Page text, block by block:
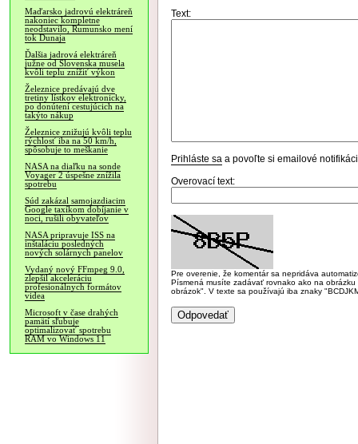
Maďarsko jadrovú elektráreň
nakoniec kompletne
neodstavilo, Rumunsko mení
tok Dunaja
Ďalšia jadrová elektráreň
južne od Slovenska musela
kvôli teplu znížiť výkon
Železnice predávajú dve
tretiny lístkov elektronicky,
po donútení cestujúcich na
takýto nákup
Železnice znižujú kvôli teplu
rýchlosť iba na 50 km/h,
spôsobuje to meškanie
NASA na diaľku na sonde
Voyager 2 úspešne znížila
spotrebu
Súd zakázal samojazdiacim
Google taxíkom dobíjanie v
noci, rušili obyvateľov
NASA pripravuje ISS na
inštaláciu posledných
nových solárnych panelov
Vydaný nový FFmpeg 9.0,
zlepšil akceleráciu
profesionálnych formátov
videa
Microsoft v čase drahých
pamätí sľubuje
optimalizovať spotrebu
RAM vo Windows 11
Text:
Prihláste sa a povoľte si emailové
Overovací text:
Pre overenie, že komentár sa nepridáva
Písmená musíte zadávať rovnako ako na
obrázok". V texte sa používajú iba znaky